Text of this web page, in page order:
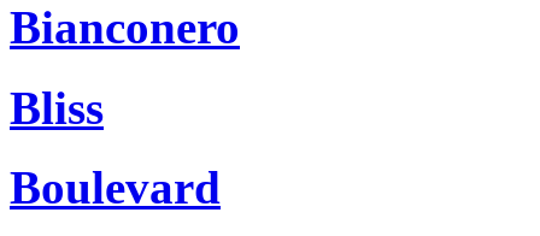
Bianconero
Bliss
Boulevard